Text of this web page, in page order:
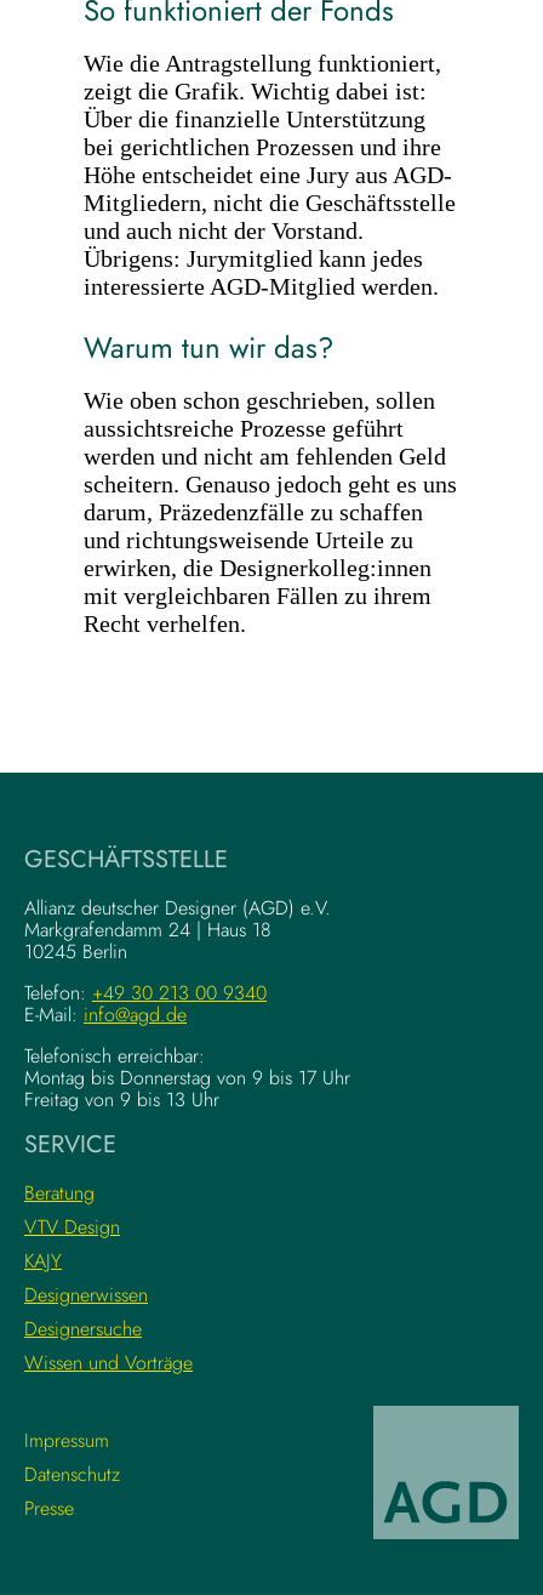
So funktioniert der Fonds
Wie die Antragstellung funktioniert,
zeigt die Grafik. Wichtig dabei ist:
Über die finanzielle Unterstützung
bei gerichtlichen Prozessen und ihre
Höhe entscheidet eine Jury aus AGD-
Mitgliedern, nicht die Geschäftsstelle
und auch nicht der Vorstand.
Übrigens: Jurymitglied kann jedes
interessierte AGD-Mitglied werden.
Warum tun wir das?
Wie oben schon geschrieben, sollen
aussichtsreiche Prozesse geführt
werden und nicht am fehlenden Geld
scheitern. Genauso jedoch geht es uns
darum, Präzedenzfälle zu schaffen
und richtungsweisende Urteile zu
erwirken, die Designerkolleg:innen
mit vergleichbaren Fällen zu ihrem
Recht verhelfen.
GESCHÄFTSSTELLE
Allianz deutscher Designer (AGD) e.V.
Markgrafendamm 24 | Haus 18
10245 Berlin
Telefon: +49 30 213 00 9340
E-Mail: info@agd.de
Telefonisch erreichbar:
Montag bis Donnerstag von 9 bis 17 Uhr
Freitag von 9 bis 13 Uhr
SERVICE
Beratung
VTV Design
KAJY
Designerwissen
Designersuche
Wissen und Vorträge
Impressum
Datenschutz
Presse